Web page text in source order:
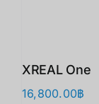
XREAL One
16,800.00฿